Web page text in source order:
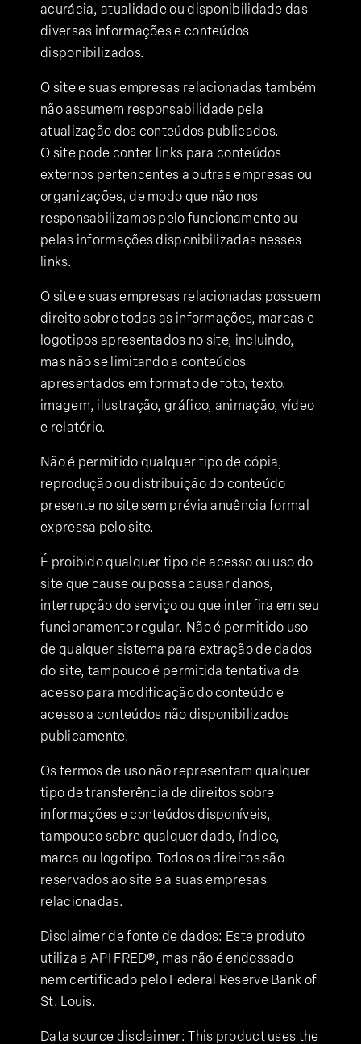
acurácia, atualidade ou disponibilidade das
diversas informações e conteúdos
disponibilizados.
O site e suas empresas relacionadas também
não assumem responsabilidade pela
atualização dos conteúdos publicados.
O site pode conter links para conteúdos
externos pertencentes a outras empresas ou
organizações, de modo que não nos
responsabilizamos pelo funcionamento ou
pelas informações disponibilizadas nesses
links.
O site e suas empresas relacionadas possuem
direito sobre todas as informações, marcas e
logotipos apresentados no site, incluindo,
mas não se limitando a conteúdos
apresentados em formato de foto, texto,
imagem, ilustração, gráfico, animação, vídeo
e relatório.
Não é permitido qualquer tipo de cópia,
reprodução ou distribuição do conteúdo
presente no site sem prévia anuência formal
expressa pelo site.
É proibido qualquer tipo de acesso ou uso do
site que cause ou possa causar danos,
interrupção do serviço ou que interfira em seu
funcionamento regular. Não é permitido uso
de qualquer sistema para extração de dados
do site, tampouco é permitida tentativa de
acesso para modificação do conteúdo e
acesso a conteúdos não disponibilizados
publicamente.
Os termos de uso não representam qualquer
tipo de transferência de direitos sobre
informações e conteúdos disponíveis,
tampouco sobre qualquer dado, índice,
marca ou logotipo. Todos os direitos são
reservados ao site e a suas empresas
relacionadas.
Disclaimer de fonte de dados: Este produto
utiliza a API FRED®, mas não é endossado
nem certificado pelo Federal Reserve Bank of
St. Louis.
Data source disclaimer: This product uses the